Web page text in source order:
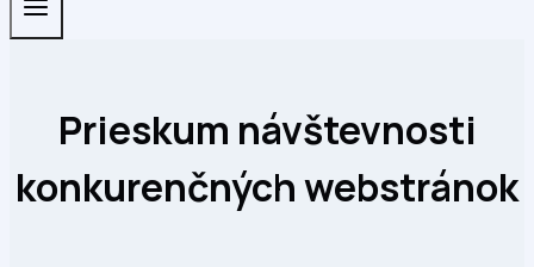
Prieskum návštevnosti
konkurenčných webstránok